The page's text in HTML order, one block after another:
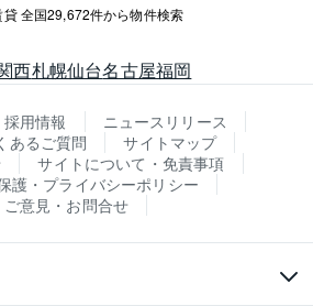
貸 全国29,672件から物件検索
西札幌仙台名古屋福岡
採用情報
ニュースリリース
あるご質問
サイトマップ
サイトについて・免責事項
護・プライバシーポリシー
ご意見・お問合せ